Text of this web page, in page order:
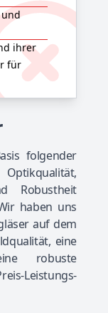
und
ihrer
für
folgender
Robustheit
haben uns
auf dem
eine
robuste
Leistungs-